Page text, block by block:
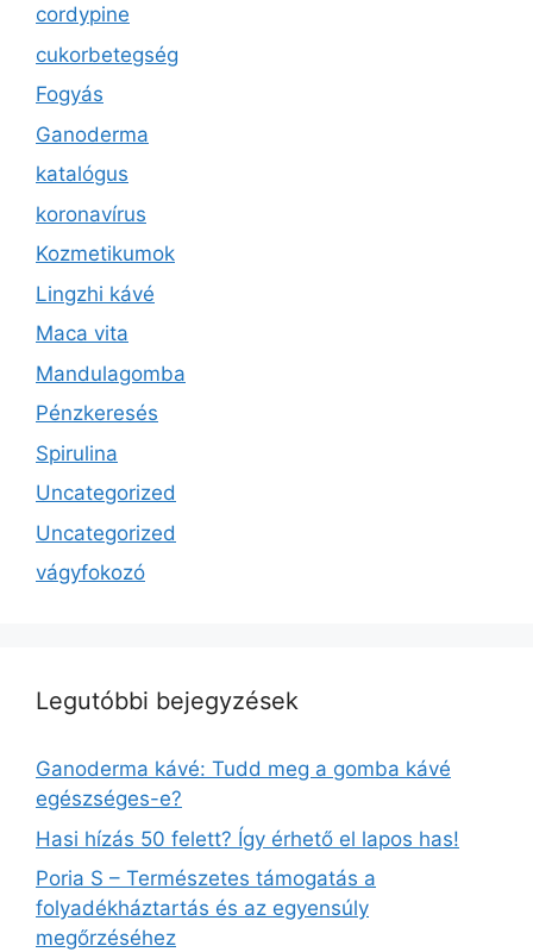
cordypine
cukorbetegség
Fogyás
Ganoderma
katalógus
koronavírus
Kozmetikumok
Lingzhi kávé
Maca vita
Mandulagomba
Pénzkeresés
Spirulina
Uncategorized
Uncategorized
vágyfokozó
Legutóbbi bejegyzések
Ganoderma kávé: Tudd meg a gomba kávé
egészséges-e?
Hasi hízás 50 felett? Így érhető el lapos has!
Poria S – Természetes támogatás a
folyadékháztartás és az egyensúly
megőrzéséhez